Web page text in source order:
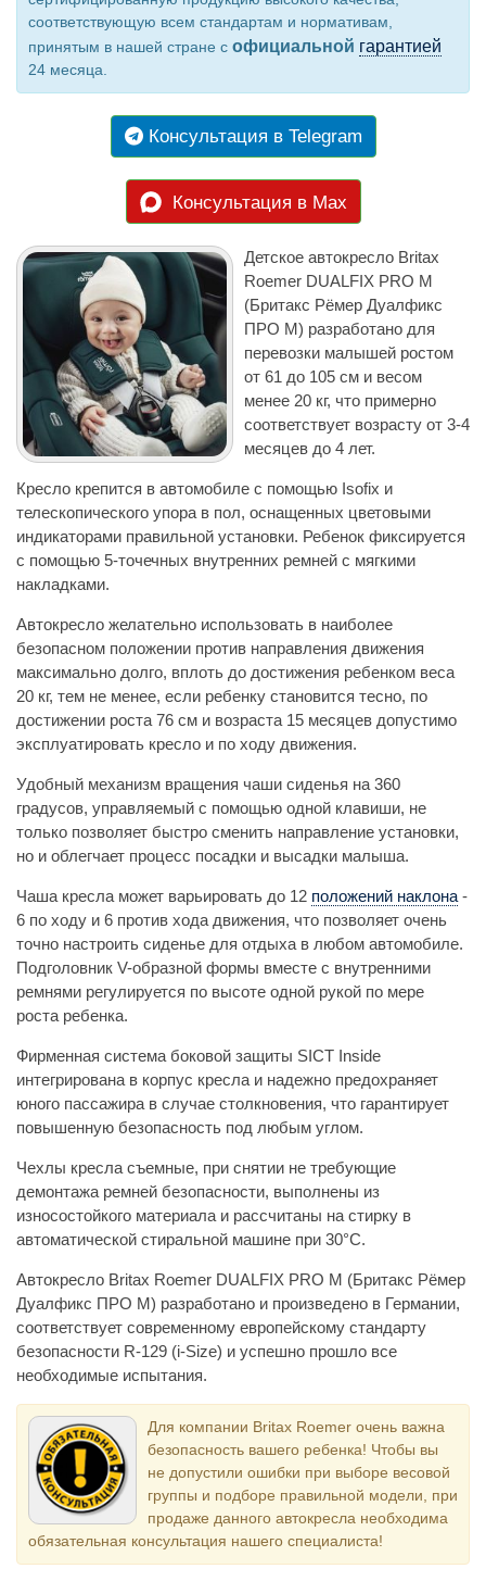
соответствующую всем стандартам и нормативам,
принятым в нашей стране с официальной гарантией
24 месяца.
Консультация в Telegram
Консультация в Max
Детское автокресло Britax
Roemer DUALFIX PRO M
(Бритакс Рёмер Дуалфикс
ПРО М) разработано для
перевозки малышей ростом
от 61 до 105 см и весом
менее 20 кг, что примерно
соответствует возрасту от 3-4
месяцев до 4 лет.
Кресло крепится в автомобиле с помощью Isofix и
телескопического упора в пол, оснащенных цветовыми
индикаторами правильной установки. Ребенок фиксируется
с помощью 5-точечных внутренних ремней с мягкими
накладками.
Автокресло желательно использовать в наиболее
безопасном положении против направления движения
максимально долго, вплоть до достижения ребенком веса
20 кг, тем не менее, если ребенку становится тесно, по
достижении роста 76 см и возраста 15 месяцев допустимо
эксплуатировать кресло и по ходу движения.
Удобный механизм вращения чаши сиденья на 360
градусов, управляемый с помощью одной клавиши, не
только позволяет быстро сменить направление установки,
но и облегчает процесс посадки и высадки малыша.
Чаша кресла может варьировать до 12 положений наклона -
6 по ходу и 6 против хода движения, что позволяет очень
точно настроить сиденье для отдыха в любом автомобиле.
Подголовник V-образной формы вместе с внутренними
ремнями регулируется по высоте одной рукой по мере
роста ребенка.
Фирменная система боковой защиты SICT Inside
интегрирована в корпус кресла и надежно предохраняет
юного пассажира в случае столкновения, что гарантирует
повышенную безопасность под любым углом.
Чехлы кресла съемные, при снятии не требующие
демонтажа ремней безопасности, выполнены из
износостойкого материала и рассчитаны на стирку в
автоматической стиральной машине при 30°С.
Автокресло Britax Roemer DUALFIX PRO M (Бритакс Рёмер
Дуалфикс ПРО М) разработано и произведено в Германии,
соответствует современному европейскому стандарту
безопасности R-129 (i-Size) и успешно прошло все
необходимые испытания.
Для компании Britax Roemer очень важна
безопасность вашего ребенка! Чтобы вы
не допустили ошибки при выборе весовой
группы и подборе правильной модели, при
продаже данного автокресла необходима
обязательная консультация нашего специалиста!